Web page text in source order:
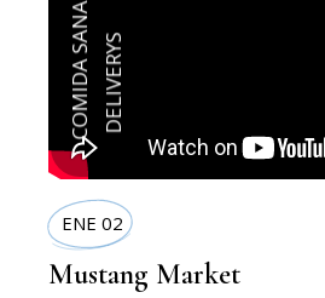
COMIDA SANADELIVERYS
ENE 02
Mustang Market